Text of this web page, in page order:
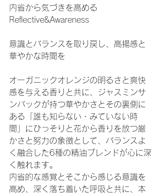
内省から気づきを高める
Reflective&Awareness
意識とバランスを取り戻し、高揚感と
華やかな時間を​
オーガニックオレンジの明るさと爽快
感を与える香りと共に、ジャスミンサ
ンバックが持つ華やかさとその裏側に
ある「誰も知らない・みていない時
間」にひっそりと花から香りを放つ厳
かさと努力の象徴として、バランスよ
く融合した6種の精油ブレンドが​心に深
く触れます。
内省的な感覚とそこから感じる意識を
高め、深く落ち着いた呼吸と共に、本